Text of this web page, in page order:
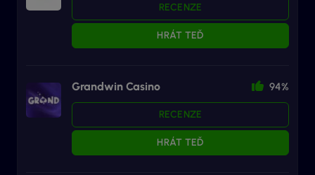
RECENZE
HRÁT TEĎ
Grandwin Casino 94%
RECENZE
HRÁT TEĎ